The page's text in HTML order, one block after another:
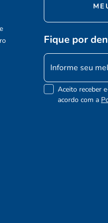
Fique por
Aceito receber
acordo com a